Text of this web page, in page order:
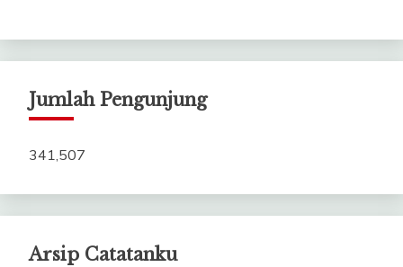
Jumlah Pengunjung
341,507
Arsip Catatanku